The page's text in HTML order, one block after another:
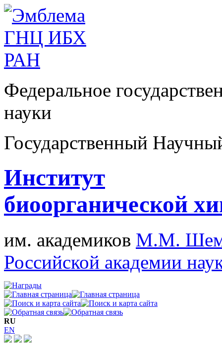
Федеральное
науки
Государственный
Институт
биоорганической
им. академиков М.М.
Российской академии
RU
EN